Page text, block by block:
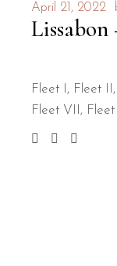
April 21, 2022
Lissabon
Fleet I , Fleet II ,
Fleet VII , Fleet